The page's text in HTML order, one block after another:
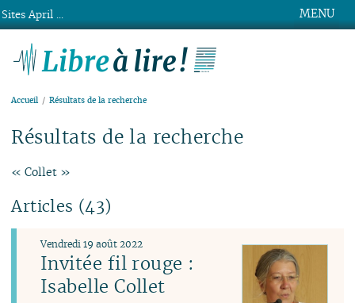
MENU
Accueil Résultats de la recherche
Résultats de la recherche
« Collet »
Articles (43)
Invitée fil rouge :
Isabelle Collet
Vendredi 19 août 2022
Sites April ...